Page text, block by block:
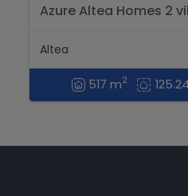
Azure Altea Homes 2
Altea
517 m2